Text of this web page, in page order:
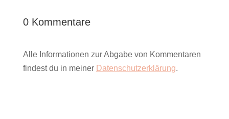
0 Kommentare
Alle Informationen zur Abgabe von Kommentaren
findest du in meiner Datenschutzerklärung.